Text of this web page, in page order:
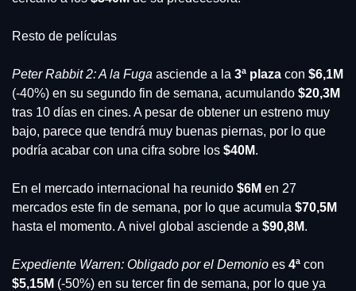
Resto de películas
Peter Rabbit 2: A la Fuga asciende a la 3ª plaza con $6,1M
(-40%) en su segundo fin de semana, acumulando $20,3M
tras 10 días en cines. A pesar de obtener un estreno muy
bajo, parece que tendrá muy buenas piernas, por lo que
podría acabar con una cifra sobre los $40M.
En el mercado internacional ha reunido $6M en 27
mercados este fin de semana, por lo que acumula $70,5M
hasta el momento. A nivel global asciende a $90,8M.
Expediente Warren: Obligado por el Demonio es 4ª con
$5,15M (-50%) en su tercer fin de semana, por lo que ya